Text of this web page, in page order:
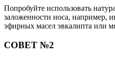
Попробуйте использовать
заложенности носа, например,
эфирных масел эвкалипта или
СОВЕТ №2